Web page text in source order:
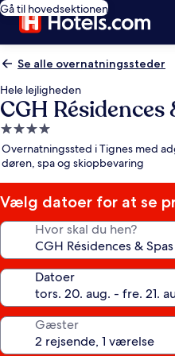
Gå til hovedsektionen
Se alle overnatningssteder
Hele lejligheden
CGH
4.0-
stjernet
overnatningssted
Overnatningssted i Tignes med
døren, spa og skiopbevaring
Vælg datoer for at se
Hvor skal du hen?
Datoer
Gæster